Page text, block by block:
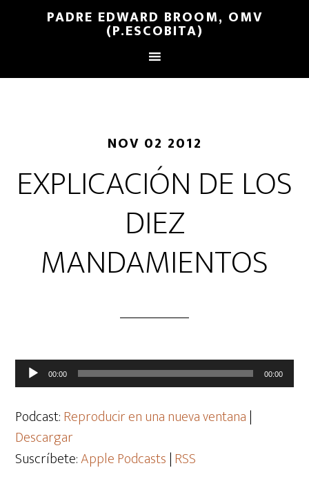
PADRE EDWARD BROOM, OMV
(P.ESCOBITA)
NOV 02 2012
EXPLICACIÓN DE LOS
DIEZ
MANDAMIENTOS
Reproductor
de
audio
00:00 00:00
Podcast:Reproducir en una nueva ventana|
Descargar
Suscríbete:Apple Podcasts|RSS